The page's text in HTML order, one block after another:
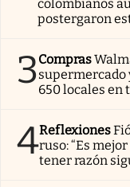
colombianos
postergaron
3Compras
supermercado
650 locales en
4Reflexiones
ruso: “Es
tener razón